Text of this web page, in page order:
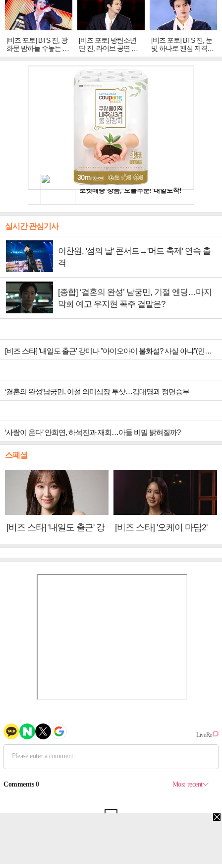
[비즈 포토] BTS 진, 광
화문 밤하늘 수놓는 '비
주얼 킹'의 열창
[비즈 포토] 방탄소년
단 진, 라이브 공연 중
빛나는 독보적 아우라
[비즈 포토] BTS 진, 눈
빛 하나로 팬심 저격…
독보적 카리스마
실시간 관심기사
이찬원, '섬의 날' 콘서트→'머드 축제' 연속 출
격
[종합] ‘결혼의 완성’ 남궁민, 기절 엔딩…마지
막회 예고 우지현 폭주 결말은?
[비즈 스타] '내일도 출근' 강미나 "아이오아이 불화설? 사실 아냐"(인터뷰)
‘결혼의 완성’남궁민, 이설 의미심장 투샷…김대명과 정면승부
‘사랑이 온다’ 안희연, 하석진과 재회…아들 비밀 밝혀질까?
스페셜
[비즈 스타] '내일도 출근' 강
[비즈 스타] '오케이 마담2'